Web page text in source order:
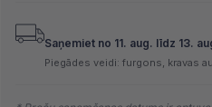
Saņemiet no 11. aug. līdz 13.
Piegādes veidi: furgons, kravas